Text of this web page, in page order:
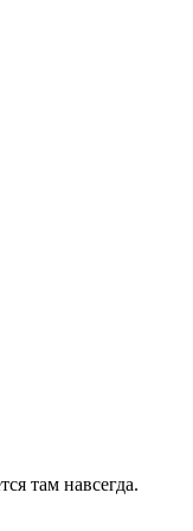
там навсегда.